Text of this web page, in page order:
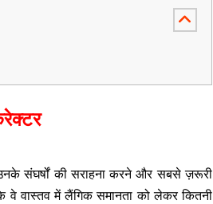
संघर्षों की सराहना करने और सबसे ज़रूरी
वे वास्तव में लैंगिक समानता को लेकर कितनी